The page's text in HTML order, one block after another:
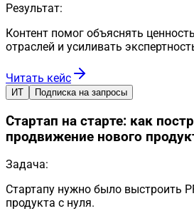
Результат:
Контент помог объяснять
отраслей и усиливать
Читать кейс
ИТ Подписка на запросы
Стартап на старте: как
продвижение нового
Задача:
Стартапу нужно было выстроить
продукта с нуля.